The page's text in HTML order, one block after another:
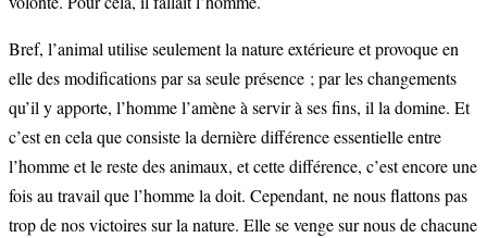
Bref, l’animal utilise seulement la nature extérieure et provoque en
elle des modifications par sa seule présence ; par les changements
qu’il y apporte, l’homme l’amène à servir à ses fins, il la domine. Et
c’est en cela que consiste la dernière différence essentielle entre
l’homme et le reste des animaux, et cette différence, c’est encore une
fois au travail que l’homme la doit. Cependant, ne nous flattons pas
trop de nos victoires sur la nature. Elle se venge sur nous de chacune